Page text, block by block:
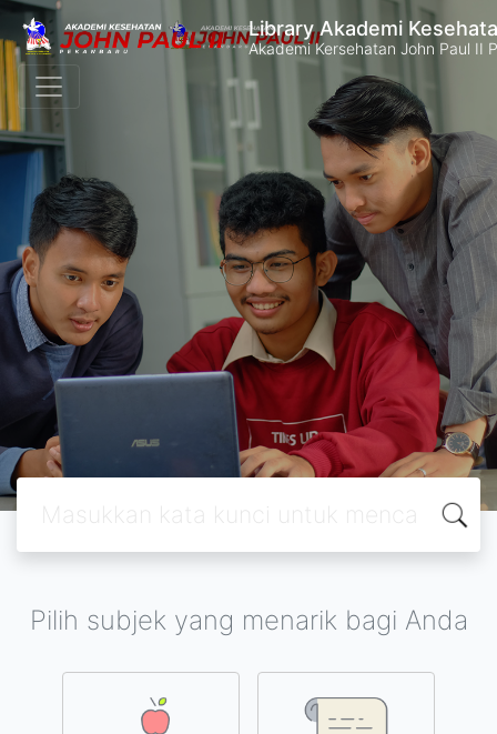
Library Akademi
Akademi Kersehatan John Paul II
Pilih subjek yang menarik bagi Anda